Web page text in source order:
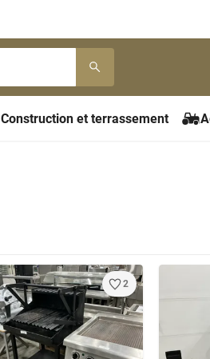
Construction et terrassement
2